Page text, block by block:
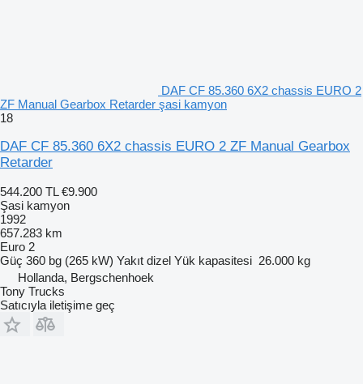
DAF CF 85.360 6X2 chassis EURO 2
ZF Manual Gearbox Retarder şasi kamyon
18
DAF CF 85.360 6X2 chassis EURO 2 ZF Manual Gearbox
Retarder
544.200 TL €9.900
Şasi kamyon
1992
657.283 km
Euro 2
Güç 360 bg (265 kW) Yakıt dizel Yük kapasitesi 26.000 kg
Hollanda, Bergschenhoek
Tony Trucks
Satıcıyla iletişime geç